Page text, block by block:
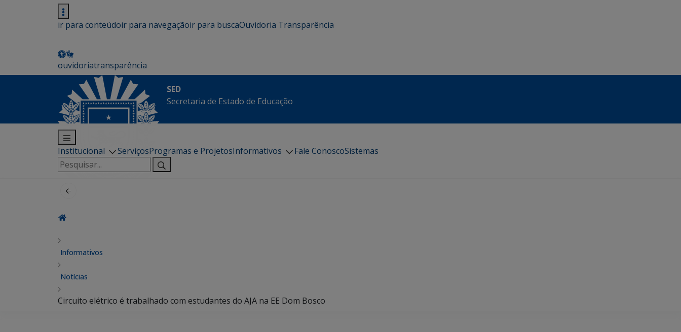
ir para conteúdoir para navegaçãoir para buscaOuvidoria Transparência
ouvidoriatransparência
SED
Secretaria de Estado de Educação
Institucional ServiçosProgramas e ProjetosInformativos Fale ConoscoSistemas
Pesquisar
por:
Informativos
Notícias
Circuito elétrico é trabalhado com estudantes do AJA na EE Dom Bosco